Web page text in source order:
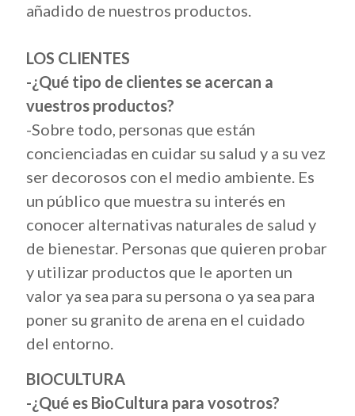
añadido de nuestros productos.
LOS CLIENTES
-¿Qué tipo de clientes se acercan a
vuestros productos?
-Sobre todo, personas que están
concienciadas en cuidar su salud y a su vez
ser decorosos con el medio ambiente. Es
un público que muestra su interés en
conocer alternativas naturales de salud y
de bienestar. Personas que quieren probar
y utilizar productos que le aporten un
valor ya sea para su persona o ya sea para
poner su granito de arena en el cuidado
del entorno.
BIOCULTURA
-¿Qué es BioCultura para vosotros?